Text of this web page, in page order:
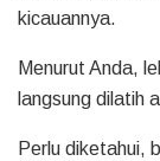
kicauannya.
Menurut Anda,
langsung dilatih
Perlu diketahui,